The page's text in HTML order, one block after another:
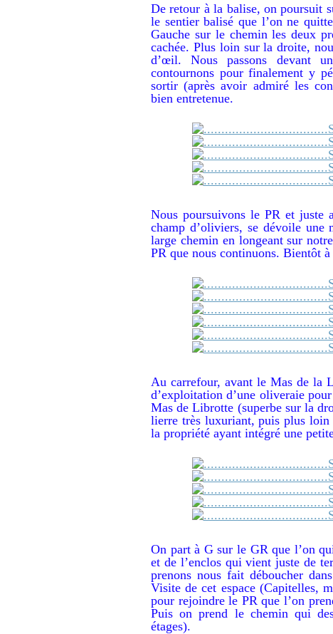
De retour à la balise, on poursuit
le sentier balisé que l’on ne
Gauche sur le chemin les deux
cachée. Plus loin sur la droite,
d’œil. Nous passons devant
contournons pour finalement y
sortir (après avoir admiré les
bien entretenue.
Nous poursuivons le PR et juste
champ d’oliviers, se dévoile une
large chemin en longeant sur
PR que nous continuons. Bientôt
Au carrefour, avant le Mas de la
d’exploitation d’une oliveraie
Mas de Librotte (superbe sur la
lierre très luxuriant, puis plus
la propriété ayant intégré une
On part à G sur le GR que l’on
et de l’enclos qui vient juste de
prenons nous fait déboucher
Visite de cet espace (Capitelles,
pour rejoindre le PR que l’on
Puis on prend le chemin qui
étages).